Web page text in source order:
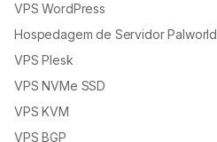
VPS WordPress
Hospedagem de Servidor Palworld
VPS Plesk
VPS NVMe SSD
VPS KVM
VPS BGP